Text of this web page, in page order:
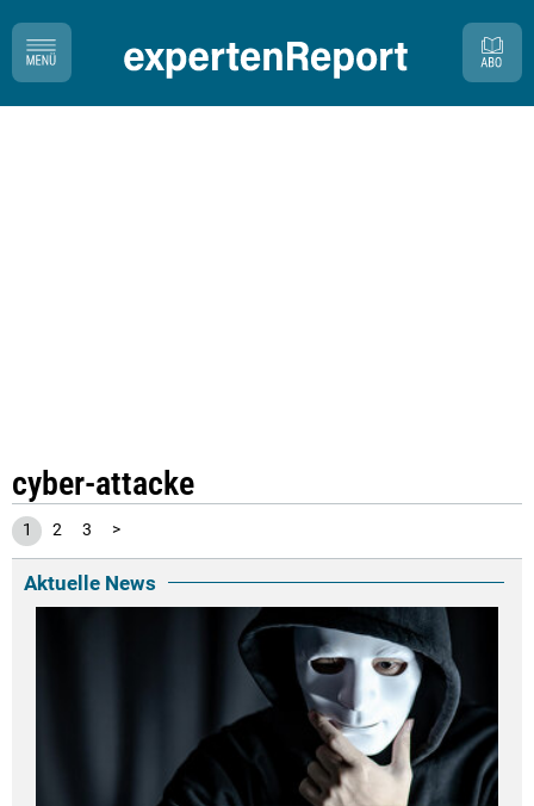
cyber-attacke
1 2 3 >
Aktuelle News